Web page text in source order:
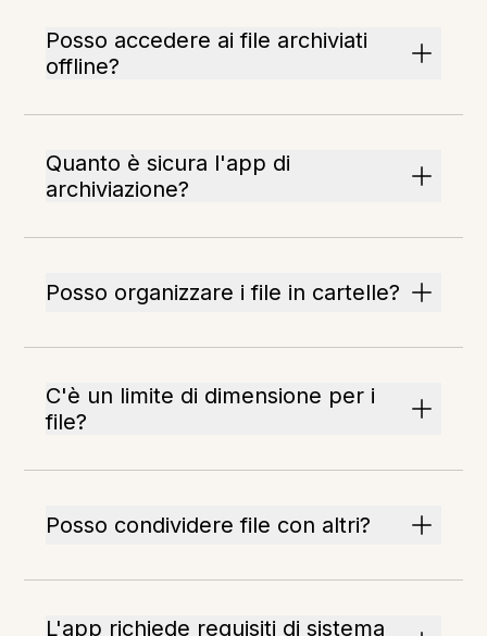
Posso accedere ai file archiviati
offline?
Quanto è sicura l'app di
archiviazione?
Posso organizzare i file in cartelle?
C'è un limite di dimensione per i
file?
Posso condividere file con altri?
L'app richiede requisiti di sistema